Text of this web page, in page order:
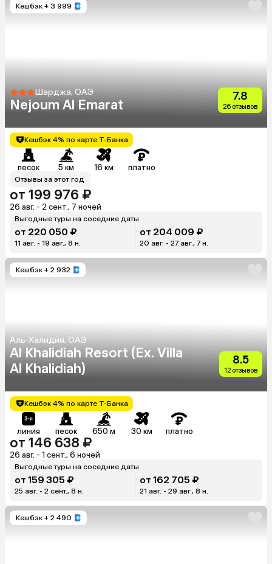
Кешбэк + 3 999
Шарджа, ОАЭ
Nejoum Al Emarat
7.8
26 отзывов
Кешбэк 4% по карте Т-Банка
песок 5 км 16 км платно
Отзывы за этот год
от 199 976 ₽
26 авг. - 2 сент., 7 ночей
Выгодные туры на соседние даты
от 220 050 ₽
11 авг. - 19 авг., 8 н.
от 204 009 ₽
20 авг. - 27 авг., 7 н.
Кешбэк + 2 932
Аль-Халидия, ОАЭ
Al Khalidiah Resort (Ex. Villa
Al Khalidiah)
8.5
12 отзывов
Кешбэк 4% по карте Т-Банка
линия песок 650 м 30 км платно
от 146 638 ₽
26 авг. - 1 сент., 6 ночей
Выгодные туры на соседние даты
от 159 305 ₽
25 авг. - 2 сент., 8 н.
от 162 705 ₽
21 авг. - 29 авг., 8 н.
Кешбэк + 2 490